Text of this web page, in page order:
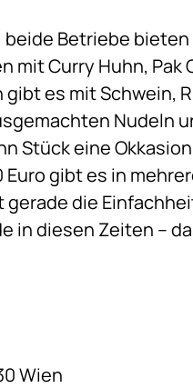
Betriebe
mit Curry Huhn, Pak
es mit Schwein,
Nudeln
Stück eine
gibt es in
die
in diesen Zeiten –
Wien